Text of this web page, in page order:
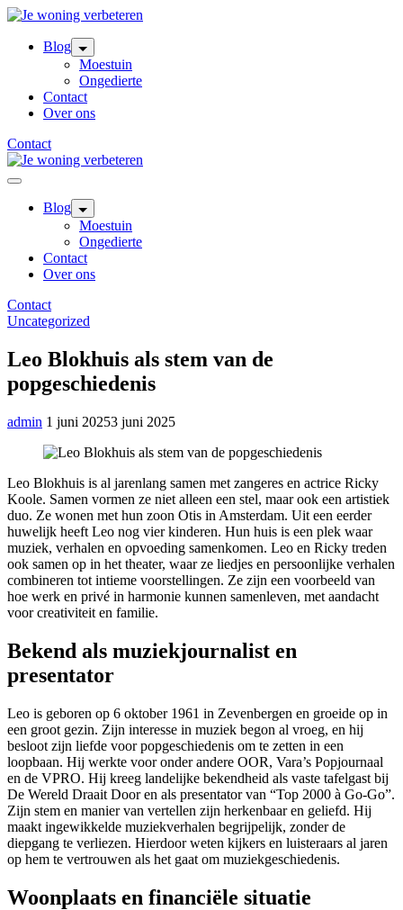
Skip
contentBlog
Moestuin
Ongedierte
Contact
Over ons
Contact
Blog
Moestuin
Ongedierte
Contact
Over ons
Contact
Uncategorized
Leo Blokhuis als stem van de
popgeschiedenis
admin 1 juni 20253 juni 2025
Leo Blokhuis is al jarenlang samen met zangeres en actrice Ricky
Koole. Samen vormen ze niet alleen een stel, maar ook een artistiek
duo. Ze wonen met hun zoon Otis in Amsterdam. Uit een eerder
huwelijk heeft Leo nog vier kinderen. Hun huis is een plek waar
muziek, verhalen en opvoeding samenkomen. Leo en Ricky treden
ook samen op in het theater, waar ze liedjes en persoonlijke verhalen
combineren tot intieme voorstellingen. Ze zijn een voorbeeld van
hoe werk en privé in harmonie kunnen samenleven, met aandacht
voor creativiteit en familie.
Bekend als muziekjournalist en
presentator
Leo is geboren op 6 oktober 1961 in Zevenbergen en groeide op in
een groot gezin. Zijn interesse in muziek begon al vroeg, en hij
besloot zijn liefde voor popgeschiedenis om te zetten in een
loopbaan. Hij werkte voor onder andere OOR, Vara’s Popjournaal
en de VPRO. Hij kreeg landelijke bekendheid als vaste tafelgast bij
De Wereld Draait Door en als presentator van “Top 2000 à Go-Go”.
Zijn stem en manier van vertellen zijn herkenbaar en geliefd. Hij
maakt ingewikkelde muziekverhalen begrijpelijk, zonder de
diepgang te verliezen. Hierdoor weten kijkers en luisteraars al jaren
op hem te vertrouwen als het gaat om muziekgeschiedenis.
Woonplaats en financiële situatie